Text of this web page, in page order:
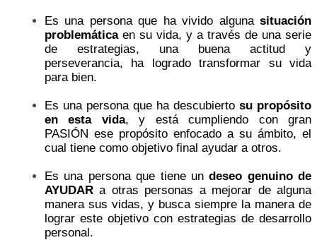
Es una persona que ha vivido alguna situación
problemáticaen su vida, y a través de una serie
de estrategias, una buena actitud y
perseverancia, ha logrado transformar su vida
para bien.
Es una persona que ha descubierto su propósito
en esta vida, y está cumpliendo con gran
PASIÓN ese propósito enfocado a su ámbito, el
cual tiene como objetivo final ayudar a otros.
Es una persona que tiene undeseo genuino de
AYUDARa otras personas a mejorar de alguna
manera sus vidas, y busca siempre la manera de
lograr este objetivo con estrategias de desarrollo
personal.